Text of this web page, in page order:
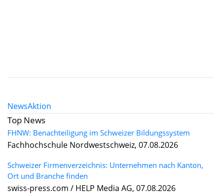
NewsAktion
Top News
FHNW: Benachteiligung im Schweizer Bildungssystem
Fachhochschule Nordwestschweiz, 07.08.2026
Schweizer Firmenverzeichnis: Unternehmen nach Kanton,
Ort und Branche finden
swiss-press.com / HELP Media AG, 07.08.2026